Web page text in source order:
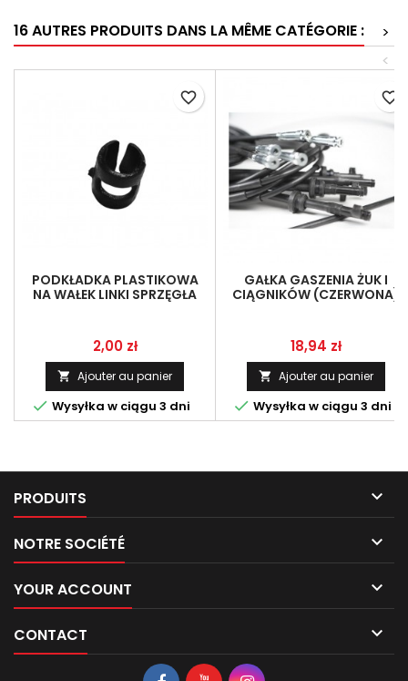
16 AUTRES PRODUITS DANS LA MÊME CATÉGORIE :
>
<
PODKŁADKA PLASTIKOWA
NA WAŁEK LINKI SPRZĘGŁA
Prix
2,00 zł
 Ajouter au panier
 Wysyłka w ciągu 3 dni
favorite_border
GAŁKA GASZENIA ŻUK I
CIĄGNIKÓW (CZERWONA)
Prix
18,94 zł
 Ajouter au panier
 Wysyłka w ciągu 3 dni
favorite_border
PRODUITS 
NOTRE SOCIÉTÉ 
YOUR ACCOUNT 
CONTACT 